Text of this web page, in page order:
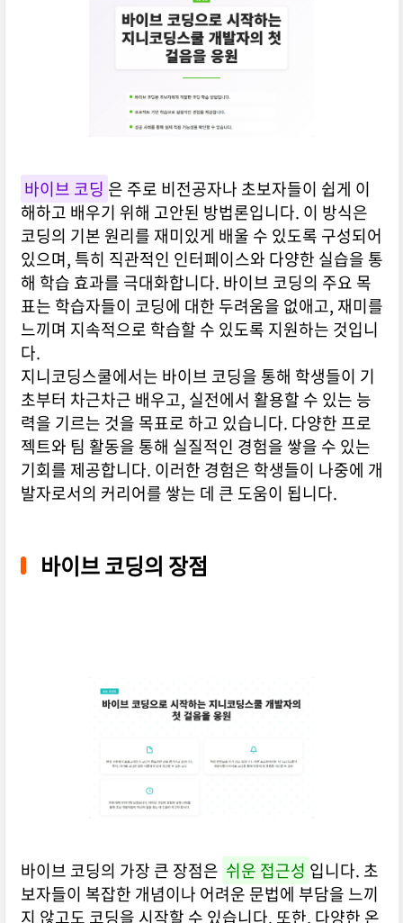
바이브 코딩 은 주로 비전공자나 초보자들이 쉽게 이
해하고 배우기 위해 고안된 방법론입니다. 이 방식은
코딩의 기본 원리를 재미있게 배울 수 있도록 구성되어
있으며, 특히 직관적인 인터페이스와 다양한 실습을 통
해 학습 효과를 극대화합니다. 바이브 코딩의 주요 목
표는 학습자들이 코딩에 대한 두려움을 없애고, 재미를
느끼며 지속적으로 학습할 수 있도록 지원하는 것입니
다.
지니코딩스쿨에서는 바이브 코딩을 통해 학생들이 기
초부터 차근차근 배우고, 실전에서 활용할 수 있는 능
력을 기르는 것을 목표로 하고 있습니다. 다양한 프로
젝트와 팀 활동을 통해 실질적인 경험을 쌓을 수 있는
기회를 제공합니다. 이러한 경험은 학생들이 나중에 개
발자로서의 커리어를 쌓는 데 큰 도움이 됩니다.
바이브 코딩의 장점
바이브 코딩의 가장 큰 장점은 쉬운 접근성 입니다. 초
보자들이 복잡한 개념이나 어려운 문법에 부담을 느끼
지 않고도 코딩을 시작할 수 있습니다. 또한, 다양한 온